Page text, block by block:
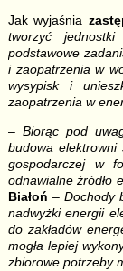
Jak wyjaśnia
tworzyć
podstawowe
i zaopatrzenia w
wysypisk i
zaopatrzenia w
– Biorąc pod
budowa elektrowni
gospodarczej w
odnawialne źródło
Białoń – Dochody
nadwyżki energii
do zakładów
mogła lepiej
zbiorowe potrzeby